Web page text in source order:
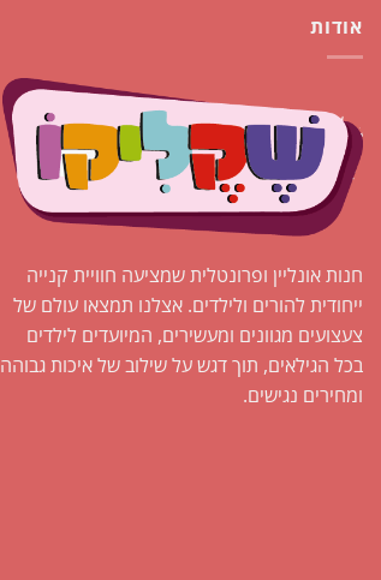
אודות
חנות אונליין ופרונטלית שמציעה חוויית קנייה
ייחודית להורים ולילדים. אצלנו תמצאו עולם של
צעצועים מגוונים ומעשירים, המיועדים לילדים
בכל הגילאים, תוך דגש על שילוב של איכות גבוהה
ומחירים נגישים.